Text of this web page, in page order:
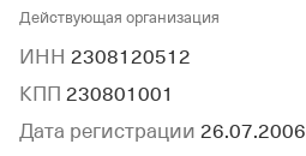
Действующая организация
ИНН 2308120512
КПП 230801001
Дата регистрации 26.07.2006